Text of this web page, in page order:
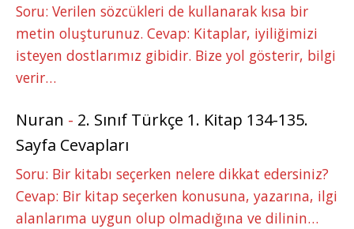
Soru: Verilen sözcükleri de kullanarak kısa bir
metin oluşturunuz. Cevap: Kitaplar, iyiliğimizi
isteyen dostlarımız gibidir. Bize yol gösterir, bilgi
verir…
Nuran - 2. Sınıf Türkçe 1. Kitap 134-135.
Sayfa Cevapları
Soru: Bir kitabı seçerken nelere dikkat edersiniz?
Cevap: Bir kitap seçerken konusuna, yazarına, ilgi
alanlarıma uygun olup olmadığına ve dilinin…